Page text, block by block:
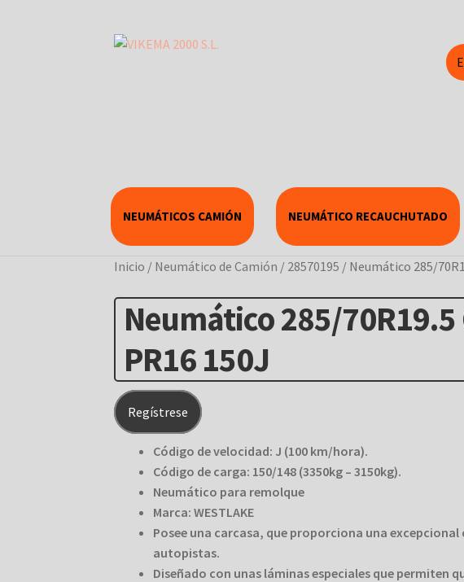
NEUMÁTICOS CAMIÓN NEUMÁTICO RECAUCHUTADO
Inicio / Neumático de Camión / 28570195 / Neumático 285/
Neumático 285/70R19.5
PR16 150J
Regístrese
Código de velocidad: J (100 km/hora).
Código de carga: 150/148 (3350kg – 3150kg).
Neumático para remolque
Marca: WESTLAKE
Posee una carcasa, que proporciona una
autopistas.
Diseñado con unas láminas especiales que permiten